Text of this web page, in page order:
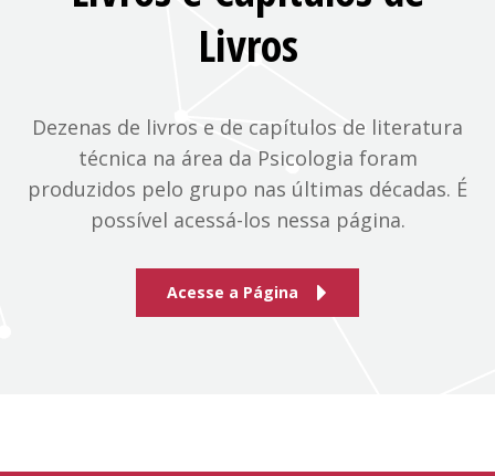
Livros
Dezenas de livros e de capítulos de literatura
técnica na área da Psicologia foram
produzidos pelo grupo nas últimas décadas. É
possível acessá-los nessa página.
Acesse a Página